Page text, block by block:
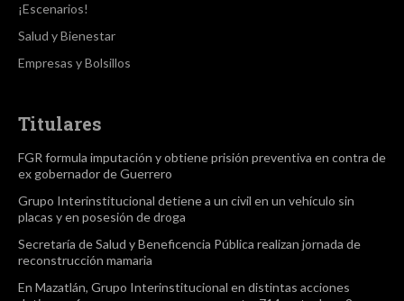
¡Escenarios!
Salud y Bienestar
Empresas y Bolsillos
Titulares
FGR formula imputación y obtiene prisión preventiva en contra de
ex gobernador de Guerrero
Grupo Interinstitucional detiene a un civil en un vehículo sin
placas y en posesión de droga
Secretaría de Salud y Beneficencia Pública realizan jornada de
reconstrucción mamaria
En Mazatlán, Grupo Interinstitucional en distintas acciones